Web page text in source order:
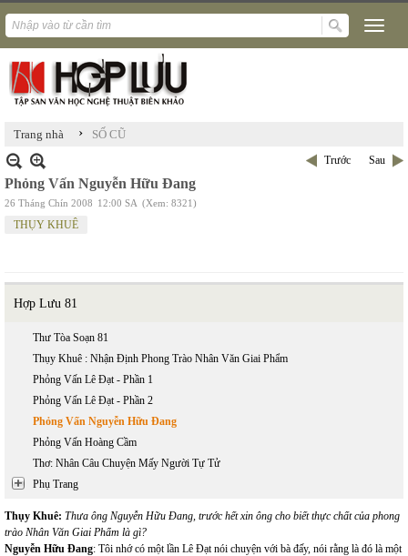
Trang nhà › SỐ CŨ
Trước Sau
Phỏng Vấn Nguyễn Hữu Đang
26 Tháng Chín 2008 12:00 SA (Xem: 8321)
THỤY KHUÊ
Hợp Lưu 81
Thư Tòa Soạn 81
Thụy Khuê : Nhận Định Phong Trào Nhân Văn Giai Phẩm
Phỏng Vấn Lê Đạt - Phần 1
Phỏng Vấn Lê Đạt - Phần 2
Phỏng Vấn Nguyễn Hữu Đang
Phỏng Vấn Hoàng Cầm
Thơ: Nhân Câu Chuyện Mấy Người Tự Tử
Phụ Trang
Thụy Khuê: Thưa ông Nguyễn Hữu Đang, trước hết xin ông cho biết thực chất của phong
trào Nhân Văn Giai Phẩm là gì?
Nguyễn Hữu Đang: Tôi nhớ có một lần Lê Đạt nói chuyện với bà đấy, nói rằng là đó là một